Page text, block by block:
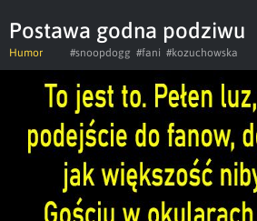
Postawa godna podziwu
Humor #snoopdogg #fani #kozuchowska